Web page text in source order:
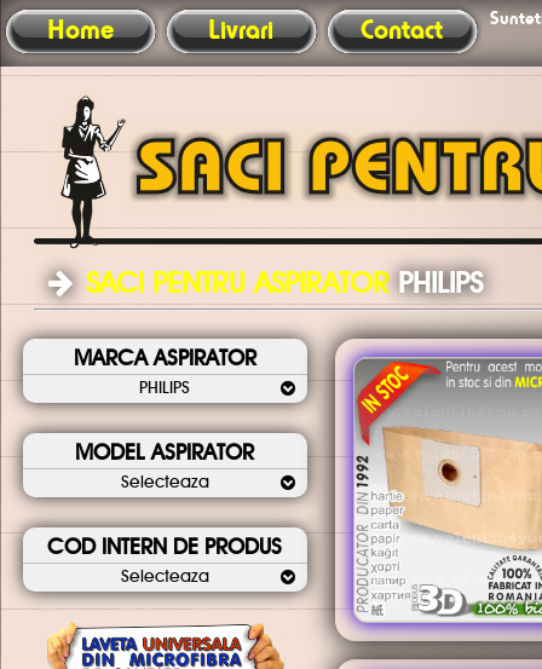
Home Livrari Contact
SACI PENTRU ASPIRATOR PHILIPS
MARCA ASPIRATOR
PHILIPS
MODEL ASPIRATOR
Selecteaza
COD INTERN DE PRODUS
Selecteaza